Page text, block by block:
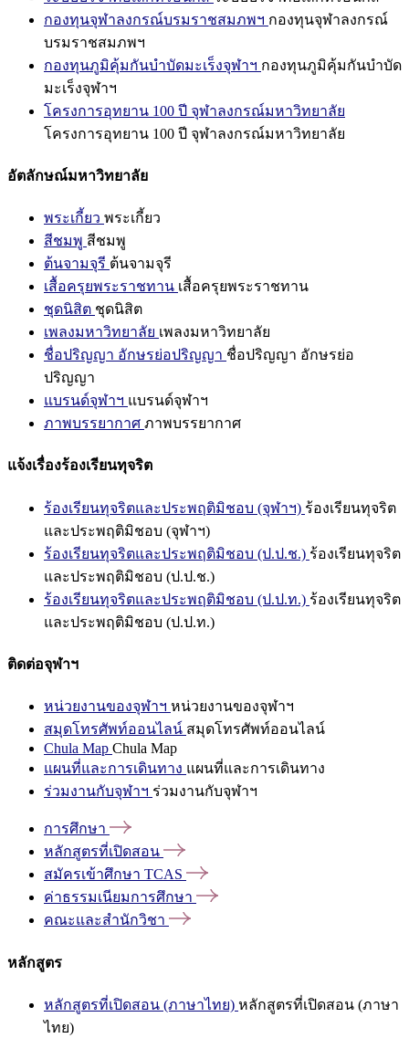
กองทุนจุฬาลงกรณ์บรมราชสมภพฯ กองทุนจุฬาลงกรณ์
บรมราชสมภพฯ
กองทุนภูมิคุ้มกันบำบัดมะเร็งจุฬาฯ กองทุนภูมิคุ้มกันบำบัด
มะเร็งจุฬาฯ
โครงการอุทยาน 100 ปี จุฬาลงกรณ์มหาวิทยาลัย
โครงการอุทยาน 100 ปี จุฬาลงกรณ์มหาวิทยาลัย
อัตลักษณ์มหาวิทยาลัย
พระเกี้ยว พระเกี้ยว
สีชมพู สีชมพู
ต้นจามจุรี ต้นจามจุรี
เสื้อครุยพระราชทาน เสื้อครุยพระราชทาน
ชุดนิสิต ชุดนิสิต
เพลงมหาวิทยาลัย เพลงมหาวิทยาลัย
ชื่อปริญญา อักษรย่อปริญญา ชื่อปริญญา อักษรย่อ
ปริญญา
แบรนด์จุฬาฯ แบรนด์จุฬาฯ
ภาพบรรยากาศ ภาพบรรยากาศ
แจ้งเรื่องร้องเรียนทุจริต
ร้องเรียนทุจริตและประพฤติมิชอบ (จุฬาฯ) ร้องเรียนทุจริต
และประพฤติมิชอบ (จุฬาฯ)
ร้องเรียนทุจริตและประพฤติมิชอบ (ป.ป.ช.) ร้องเรียนทุจริต
และประพฤติมิชอบ (ป.ป.ช.)
ร้องเรียนทุจริตและประพฤติมิชอบ (ป.ป.ท.) ร้องเรียนทุจริต
และประพฤติมิชอบ (ป.ป.ท.)
ติดต่อจุฬาฯ
หน่วยงานของจุฬาฯ หน่วยงานของจุฬาฯ
สมุดโทรศัพท์ออนไลน์ สมุดโทรศัพท์ออนไลน์
Chula Map Chula Map
แผนที่และการเดินทาง แผนที่และการเดินทาง
ร่วมงานกับจุฬาฯ ร่วมงานกับจุฬาฯ
การศึกษา
หลักสูตรที่เปิดสอน
สมัครเข้าศึกษา TCAS
ค่าธรรมเนียมการศึกษา
คณะและสำนักวิชา
หลักสูตร
หลักสูตรที่เปิดสอน (ภาษาไทย) หลักสูตรที่เปิดสอน (ภาษา
ไทย)